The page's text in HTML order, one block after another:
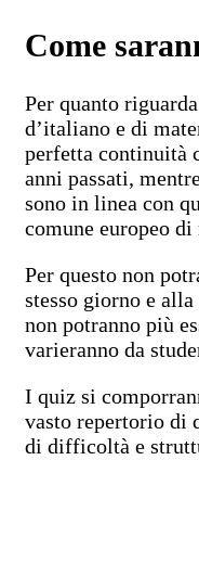
Come
Per quanto
d’italiano e di
perfetta continuità
anni passati,
sono in linea con
comune europeo
Per questo non
stesso giorno e alla
non potranno più
varieranno da
I quiz si
vasto repertorio di
di difficoltà e